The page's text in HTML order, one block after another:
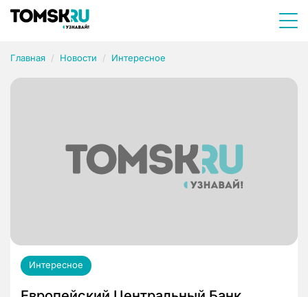
Главная Новости Интересное
Интересное